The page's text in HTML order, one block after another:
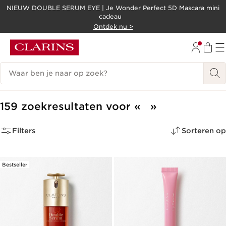
DOORGAAN NAAR INHOUD
NIEUW DOUBLE SERUM EYE | Je Wonder Perfect 5D Mascara mini
cadeau
Ontdek nu >
Zoekgeschiedenis
159 zoekresultaten voor
Filters Sorteren op
Bestseller